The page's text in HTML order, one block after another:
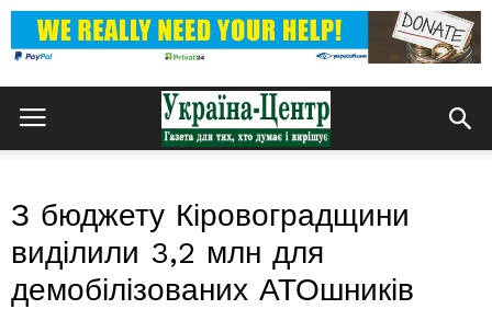
З бюджету Кіровоградщини
виділили 3,2 млн для
демобілізованих АТОшників